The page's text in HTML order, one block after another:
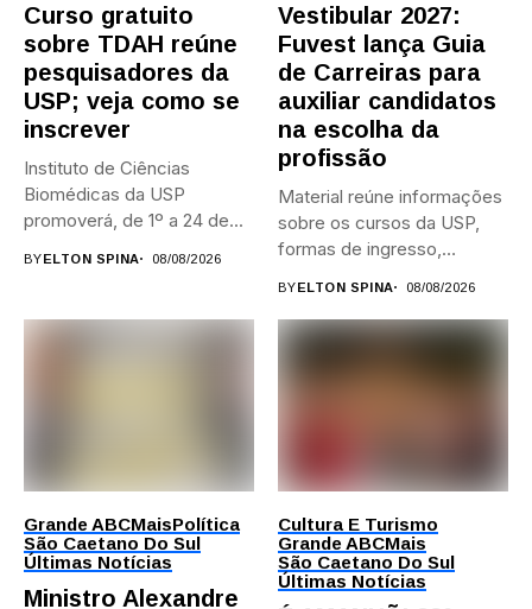
Curso gratuito
sobre TDAH reúne
pesquisadores da
USP; veja como se
inscrever
Instituto de Ciências
Biomédicas da USP
promoverá, de 1º a 24 de...
BYELTON SPINA 08/08/2026
Vestibular 2027:
Fuvest lança Guia
de Carreiras para
auxiliar candidatos
na escolha da
profissão
Material reúne informações
sobre os cursos da USP,
formas de ingresso,
BYELTON SPINA 08/08/2026
Grande ABCMaisPolítica
São Caetano Do Sul
Últimas Notícias
Ministro Alexandre
Cultura E Turismo
Grande ABCMais
São Caetano Do Sul
Últimas Notícias